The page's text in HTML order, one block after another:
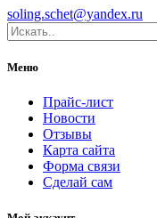
soling.schet@yandex.ru
Меню
Прайс-лист
Новости
Отзывы
Карта сайта
Форма связи
Сделай сам